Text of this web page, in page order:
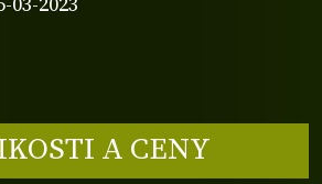
03-2023
A CENY